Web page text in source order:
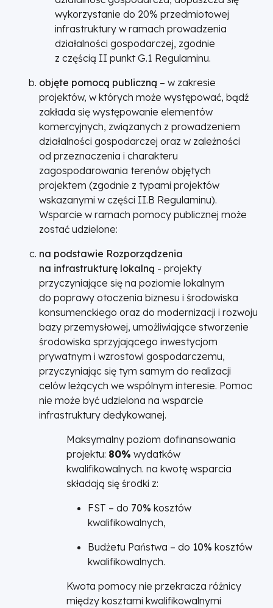
wykorzystanie do 20% przedmiotowej
infrastruktury w ramach prowadzenia
działalności gospodarczej, zgodnie
z częścią II punkt G.1 Regulaminu.
objęte pomocą publiczną – w zakresie
projektów, w których może występować, bądź
zakłada się występowanie elementów
komercyjnych, związanych z prowadzeniem
działalności gospodarczej oraz w zależności
od przeznaczenia i charakteru
zagospodarowania terenów objętych
projektem (zgodnie z typami projektów
wskazanymi w części II.B Regulaminu).
Wsparcie w ramach pomocy publicznej może
zostać udzielone:
na podstawie Rozporządzenia
na infrastrukturę lokalną - projekty
przyczyniające się na poziomie lokalnym
do poprawy otoczenia biznesu i środowiska
konsumenckiego oraz do modernizacji i rozwoju
bazy przemysłowej, umożliwiające stworzenie
środowiska sprzyjającego inwestycjom
prywatnym i wzrostowi gospodarczemu,
przyczyniając się tym samym do realizacji
celów leżących we wspólnym interesie. Pomoc
nie może być udzielona na wsparcie
infrastruktury dedykowanej.
Maksymalny poziom dofinansowania
projektu: 80% wydatków
kwalifikowalnych. na kwotę wsparcia
składają się środki z:
FST – do 70% kosztów
kwalifikowalnych,
Budżetu Państwa – do 10% kosztów
kwalifikowalnych.
Kwota pomocy nie przekracza różnicy
między kosztami kwalifikowalnymi